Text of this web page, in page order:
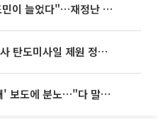
추미애 "복지가 아니라 도민이 늘었다"…재정난 책임론 정면돌파
미사일 제원 정밀분석 중"
박문성, 축구협회 '성 접대' 보도에 분노…"다 말아먹으려고 작정했나"